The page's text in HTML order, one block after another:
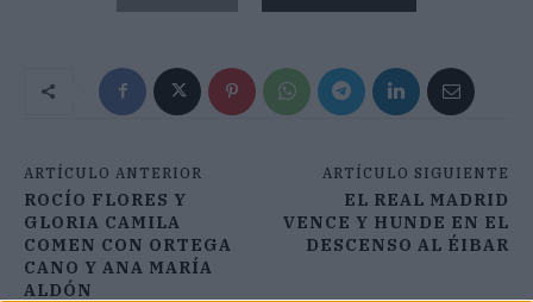
ARTÍCULO ANTERIOR
ROCÍO FLORES Y
GLORIA CAMILA
COMEN CON ORTEGA
CANO Y ANA MARÍA
ALDÓN
ARTÍCULO SIGUIENTE
EL REAL MADRID
VENCE Y HUNDE EN EL
DESCENSO AL ÉIBAR